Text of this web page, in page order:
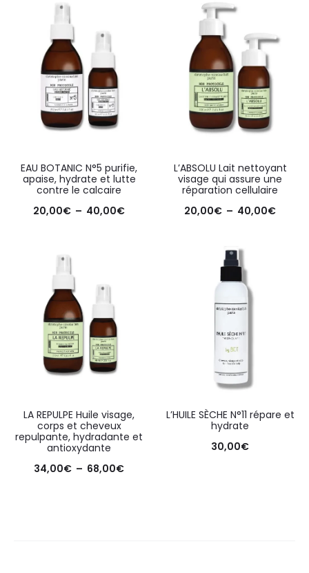
EAU BOTANIC N°5 purifie,
apaise, hydrate et lutte
contre le calcaire
20,00€ – 40,00€
L’ABSOLU Lait nettoyant
visage qui assure une
réparation cellulaire
20,00€ – 40,00€
LA REPULPE Huile visage,
corps et cheveux
repulpante, hydradante et
antioxydante
34,00€ – 68,00€
L’HUILE SÈCHE N°11 répare et
hydrate
30,00€